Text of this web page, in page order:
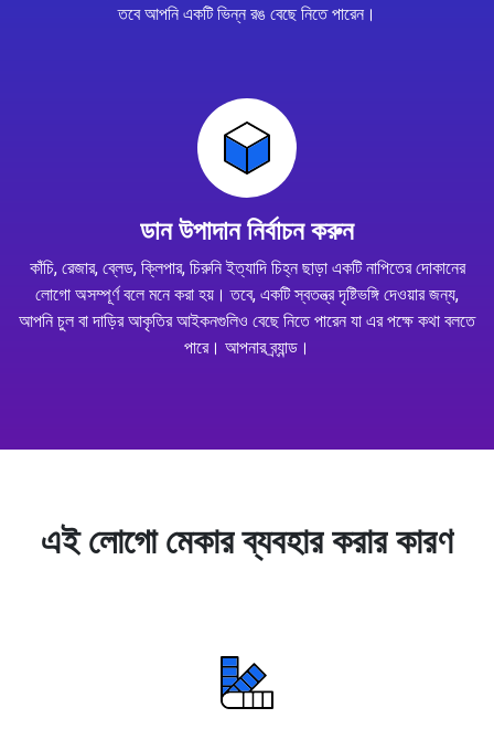
তবে আপনি একটি ভিন্ন রঙ বেছে নিতে পারেন।
ডান উপাদান নির্বাচন করুন
কাঁচি, রেজার, ব্লেড, ক্লিপার, চিরুনি ইত্যাদি চিহ্ন ছাড়া একটি নাপিতের দোকানের
লোগো অসম্পূর্ণ বলে মনে করা হয়। তবে, একটি স্বতন্ত্র দৃষ্টিভঙ্গি দেওয়ার জন্য,
আপনি চুল বা দাড়ির আকৃতির আইকনগুলিও বেছে নিতে পারেন যা এর পক্ষে কথা বলতে
পারে। আপনার ব্র্যান্ড।
এই লোগো মেকার ব্যবহার করার কারণ